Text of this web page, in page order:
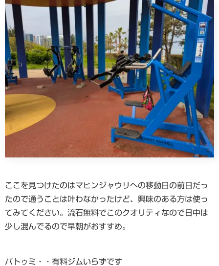
ここを見つけたのはマヒンジャウリへの移動日の前日だっ
たので通うことは叶わなかったけど、興味のある方は使っ
てみてください。流石無料でこのクオリティなので日中は
少し混んでるので早朝がおすすめ。
バトゥミ・・有料ジムいらずです